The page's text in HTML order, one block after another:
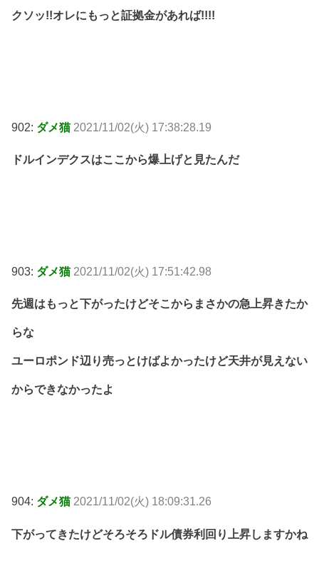
クソッ!!オレにもっと証拠金があれば!!!!
902: ダメ猫 2021/11/02(火) 17:38:28.19
ドルインデクスはここから爆上げと見たんだ
903: ダメ猫 2021/11/02(火) 17:51:42.98
先週はもっと下がったけどそこからまさかの急上昇きたか
らな
ユーロポンド辺り売っとけばよかったけど天井が見えない
からできなかったよ
904: ダメ猫 2021/11/02(火) 18:09:31.26
下がってきたけどそろそろドル債券利回り上昇しますかね